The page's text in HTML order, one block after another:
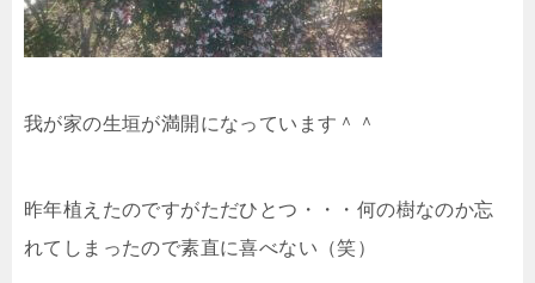
我が家の生垣が満開になっています＾＾
昨年植えたのですがただひとつ・・・何の樹なのか忘
れてしまったので素直に喜べない（笑）